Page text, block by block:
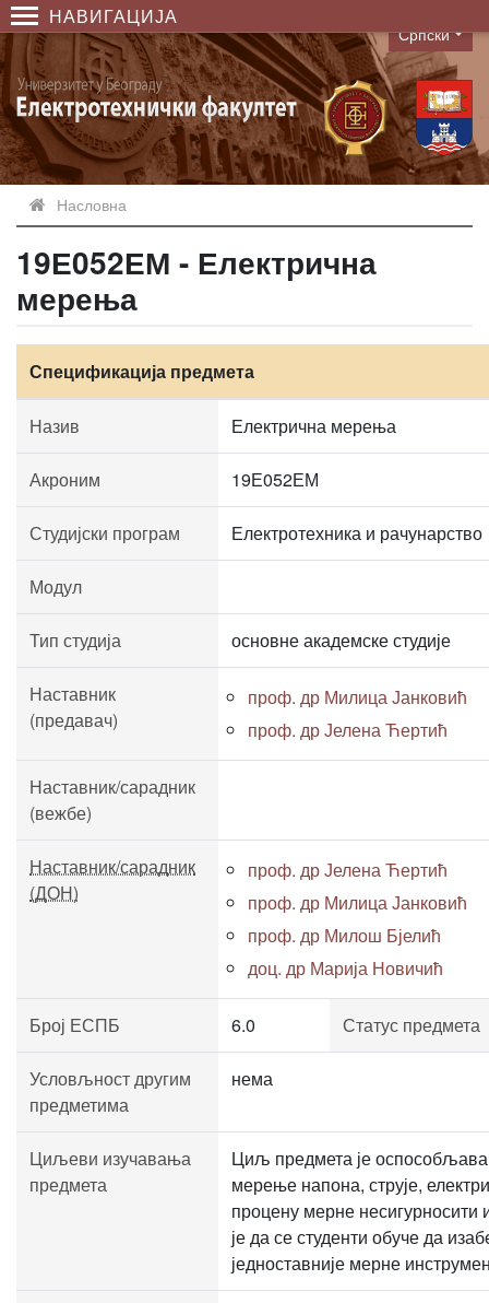
НАВИГАЦИЈА
Language
Српски
Насловна
19Е052ЕМ - Електрична
мерења
Спецификација предмета
Назив Електрична мерења
Акроним 19Е052ЕМ
Студијски програм Електротехника и рачунарство
Модул
Тип студија основне академске студије
Наставник
(предавач)
проф. др Милица Јанковић
проф. др Јелена Ћертић
Наставник/сарадник
(вежбе)
Наставник/сарадник
(ДОН)
проф. др Јелена Ћертић
проф. др Милица Јанковић
проф. др Милош Бјелић
доц. др Марија Новичић
Број ЕСПБ 6.0 Статус предмета
Условљност другим
предметима
нема
Циљеви изучавања
предмета
Циљ предмета је
мерење напона, струје,
процену мерне
је да се студенти обуче да
једноставније мерне